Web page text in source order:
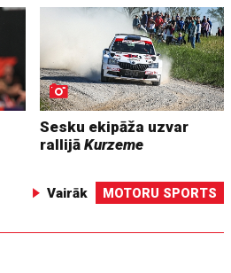
Sesku ekipāža uzvar
rallijāKurzeme
Vairāk MOTORU SPORTS